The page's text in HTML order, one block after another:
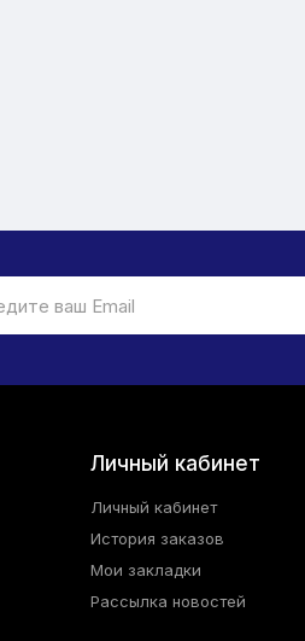
Личный кабинет
Личный кабинет
История заказов
Мои закладки
Рассылка новостей